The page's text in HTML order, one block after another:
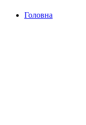
Головна